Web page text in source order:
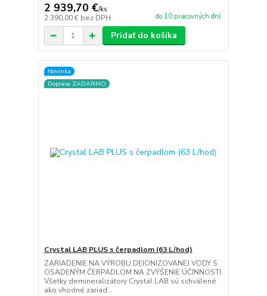
2 939,70 €/ks
2 390,00 € bez DPH do 10 pracovných dní
Pridať do košíka
Novinka
Doprava ZADARMO
Crystal LAB PLUS s čerpadlom (63 L/hod)
ZARIADENIE NA VÝROBU DEIONIZOVANEJ VODY S
OSADENÝM ČERPADLOM NA ZVÝŠENIE ÚČINNOSTI.
Všetky demineralizátory Crystal LAB sú schválené
ako vhodné zariad...